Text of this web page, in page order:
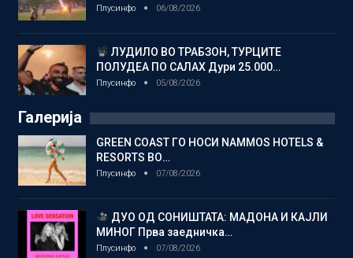
Плусинфо 06/08/2026
ЛУДИЛО ВО ТРАБЗОН, ТУРЦИТЕ
ПОЛУДЕА ПО САЛАХ Дури 25.000…
Плусинфо 05/08/2026
Галерија
GREEN COAST ГО НОСИ NAMMOS HOTELS &
RESORTS ВО…
Плусинфо 07/08/2026
ДУО ОД СОНИШТАТА: МАДОНА И КАЈЛИ
МИНОГ Прва заедничка…
Плусинфо 07/08/2026